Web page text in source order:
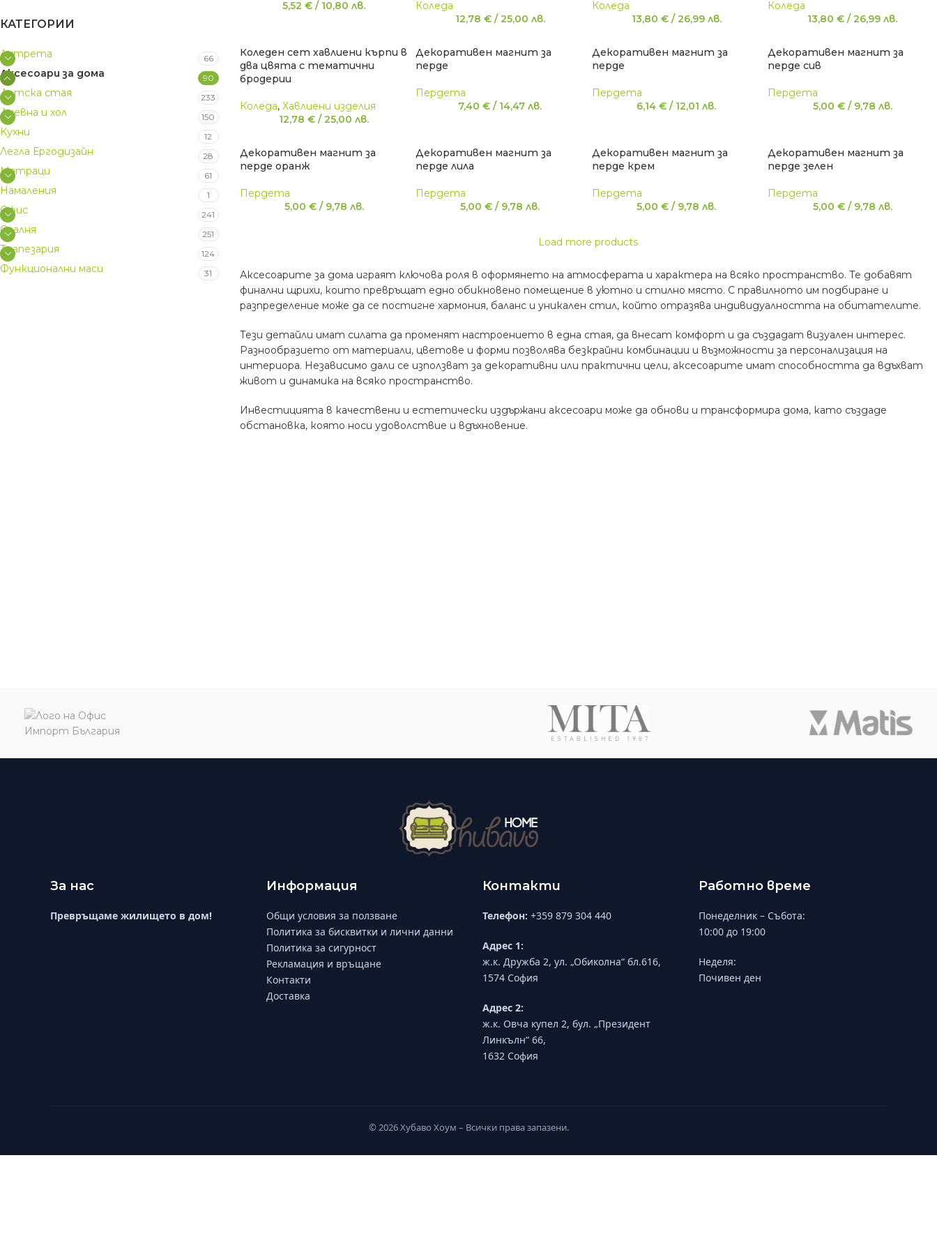
КАТЕГОРИИ
Aнтрета 66
Аксесоари за дома 90
Детскa стая 233
Дневна и хол 150
Кухни 12
Легла Ергодизайн 28
Матраци 61
Намаления 1
Офис 241
Спалня 251
Трапезария 124
Функционални маси 31
5,52€ / 10,80лв.
Коледа
12,78 € /25,00 лв.
Коледа
13,80 € /26,99 лв.
Коледа
13,80€ /26,99лв.
Коледен сет хавлиени кърпи в
два цвята с тематични
бродерии
Коледа, Хавлиени изделия
12,78€ /25,00лв.
Декоративен магнит за
перде
Пердета
7,40€ / 14,47лв.
Декоративен магнит за
перде
Пердета
6,14€ / 12,01лв.
Декоративен магнит за
перде сив
Пердета
5,00 € / 9,78 лв.
Декоративен магнит за
перде оранж
Пердета
5,00 € / 9,78 лв.
Декоративен магнит за
перде лила
Пердета
5,00€ / 9,78лв.
Декоративен магнит за
перде крем
Пердета
5,00€ / 9,78лв.
Декоративен магнит за
перде зелен
Пердета
5,00 € / 9,78 лв.
Load more products
Аксесоарите за дома играят ключова роля в оформянето на атмосферата и характера на всяко пространство. Те добавят
финални щрихи, които превръщат едно обикновено помещение в уютно и стилно място. С правилното им подбиране и
разпределение може да се постигне хармония, баланс и уникален стил, който отразява индивидуалността на обитателите.
Тези детайли имат силата да променят настроението в една стая, да внесат комфорт и да създадат визуален интерес.
Разнообразието от материали, цветове и форми позволява безкрайни комбинации и възможности за персонализация на
интериора. Независимо дали се използват за декоративни или практични цели, аксесоарите имат способността да вдъхват
живот и динамика на всяко пространство.
Инвестицията в качествени и естетически издържани аксесоари може да обнови и трансформира дома, като създаде
обстановка, която носи удоволствие и вдъхновение.
За нас
Превръщаме жилището в дом!
Информация
Общи условия за ползване
Политика за бисквитки и лични данни
Политика за сигурност
Рекламация и връщане
Контакти
Доставка
Контакти
Телефон: +359 879 304 440
Адрес 1:
ж.к. Дружба 2, ул. „Обиколна“ бл.616,
1574 София
Адрес 2:
ж.к. Овча купел 2, бул. „Президент
Линкълн“ 66,
1632 София
Работно време
Понеделник – Събота:
10:00 до 19:00
Неделя:
Почивен ден
© 2026 Хубаво Хоум – Всички права запазени.